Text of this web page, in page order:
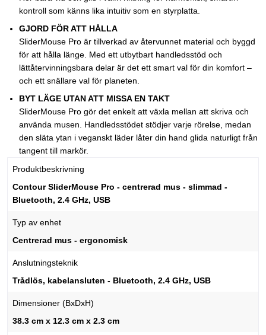
kontroll som känns lika intuitiv som en styrplatta.
GJORD FÖR ATT HÅLLA
SliderMouse Pro är tillverkad av återvunnet material och byggd
för att hålla länge. Med ett utbytbart handledsstöd och
lättåtervinningsbara delar är det ett smart val för din komfort –
och ett snällare val för planeten.
BYT LÄGE UTAN ATT MISSA EN TAKT
SliderMouse Pro gör det enkelt att växla mellan att skriva och
använda musen. Handledsstödet stödjer varje rörelse, medan
den släta ytan i veganskt läder låter din hand glida naturligt från
tangent till markör.
Produktbeskrivning
Contour SliderMouse Pro - centrerad mus - slimmad -
Bluetooth, 2.4 GHz, USB
Typ av enhet
Centrerad mus - ergonomisk
Anslutningsteknik
Trådlös, kabelansluten - Bluetooth, 2.4 GHz, USB
Dimensioner (BxDxH)
38.3 cm x 12.3 cm x 2.3 cm